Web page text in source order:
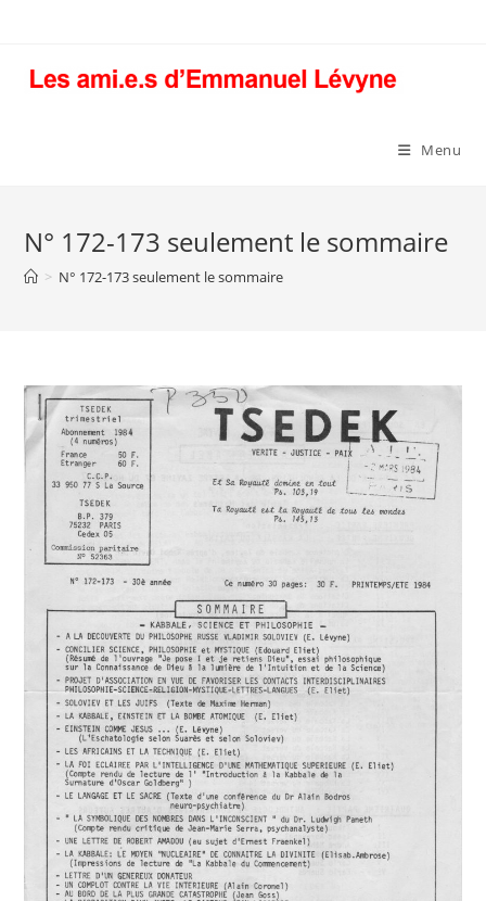
content
Menu
N° 172-173 seulement le sommaire
> N° 172-173 seulement le sommaire